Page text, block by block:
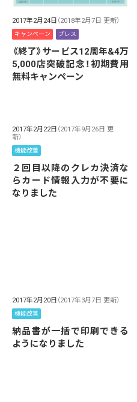
2017年2月24日 （2018年2月7日 更新）
キャンペーン プレス
《終了》サービス12周年&4万
5,000店突破記念！初期費用
無料キャンペーン
2017年2月22日 （2017年9月26日 更
新）
機能改善
２回目以降のクレカ決済な
らカード情報入力が不要に
なりました
2017年2月20日 （2017年3月7日 更新）
機能改善
納品書が一括で印刷できる
ようになりました